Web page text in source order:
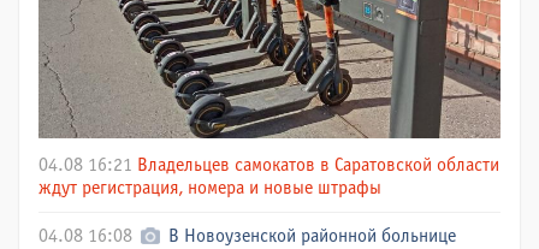
04.08 16:21 Владельцев самокатов в Саратовской области
ждут регистрация, номера и новые штрафы
04.08 16:08
В Новоузенской районной больнице